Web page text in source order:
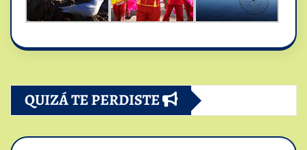
QUIZÁ TE PERDISTE